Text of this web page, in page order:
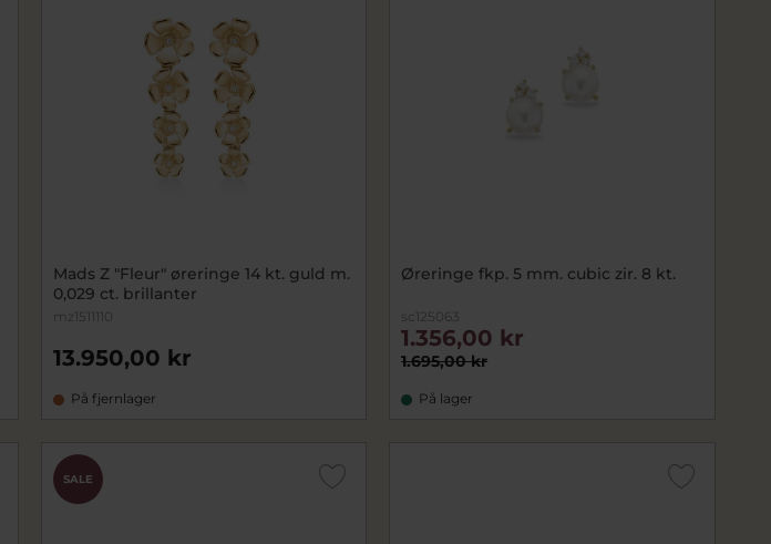
Mads Z "Fleur" øreringe 14 kt. guld m.
0,029 ct. brillanter
mz1511110
13.950,00 kr
På fjernlager
Øreringe fkp. 5 mm. cubic zir. 8 kt.
sc125063
1.695,00 kr
1.356,00 kr
På lager
SALE